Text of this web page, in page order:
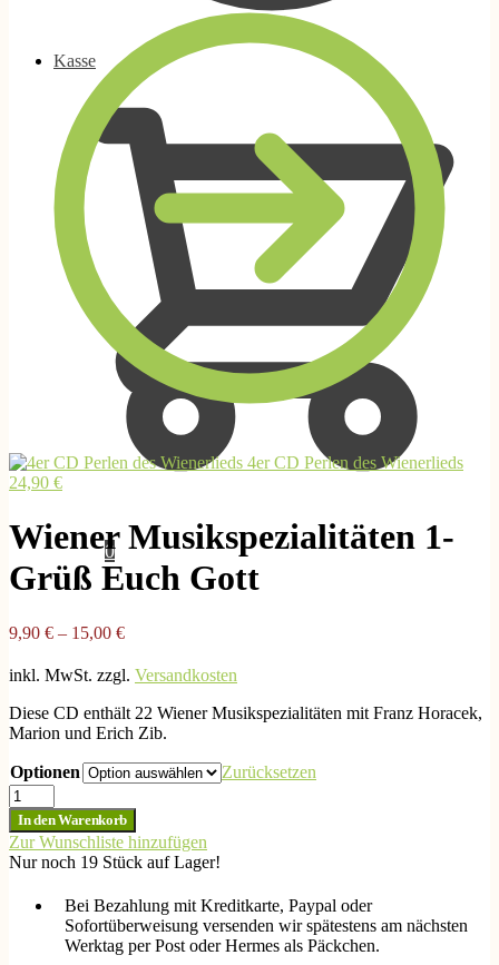
Kasse
0,00€ 0
4er CD Perlen des Wienerlieds
24,90 €
Wiener Musikspezialitäten 1-
Grüß Euch Gott
9,90 € – 15,00 €
inkl. MwSt. zzgl. Versandkosten
Diese CD enthält 22 Wiener Musikspezialitäten mit Franz Horacek,
Marion und Erich Zib.
Optionen
Zurücksetzen
Wiener
Musikspezialitäten
1-
Grüß
Euch
Menge
In den Warenkorb
Zur Wunschliste hinzufügen
Nur noch 19 Stück auf Lager!
Bei Bezahlung mit Kreditkarte, Paypal oder
Sofortüberweisung versenden wir spätestens am nächsten
Werktag per Post oder Hermes als Päckchen.